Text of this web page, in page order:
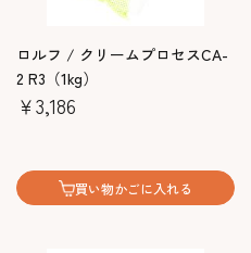
ロルフ / クリームプロセスCA-
2 R3（1kg）
￥3,186
買い物かごに入れる